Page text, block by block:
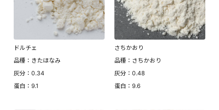
ドルチェ
品種：きたほなみ
灰分：0.34
蛋白：9.1
さちかおり
品種：さちかおり
灰分：0.48
蛋白：9.6